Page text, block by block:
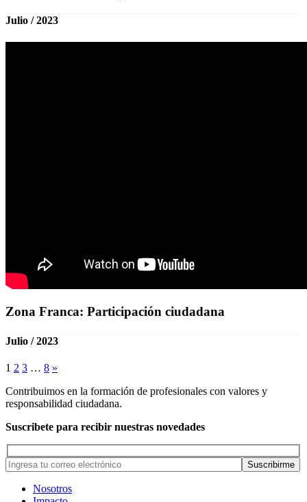
Julio / 2023
Zona Franca: Participación ciudadana
Julio / 2023
1 2 3 … 8 »
Contribuimos en la formación de profesionales con valores y
responsabilidad ciudadana.
Suscribete para recibir nuestras novedades
Nosotros